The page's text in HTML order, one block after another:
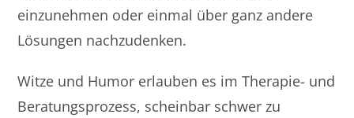
einzunehmen oder einmal über ganz andere
Lösungen nachzudenken.
Witze und Humor erlauben es im Therapie- und
Beratungsprozess, scheinbar schwer zu